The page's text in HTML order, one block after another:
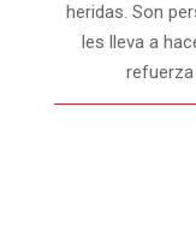
heridas. Son
les lleva a